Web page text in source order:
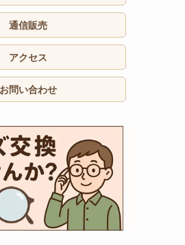
通信販売
アクセス
お問い合わせ